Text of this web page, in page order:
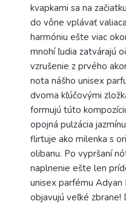
kvapkami sa na
do vône vplávať
harmóniu ešte viac
mnohí ľudia zatvárajú
vzrušenie z prvého
nota nášho unisex
dvoma kľúčovými
formujú túto
opojná pulzácia
flirtuje ako milenka s
olibanu. Po vypršaní
naplnenie ešte len
unisex parfému
objavujú veľké